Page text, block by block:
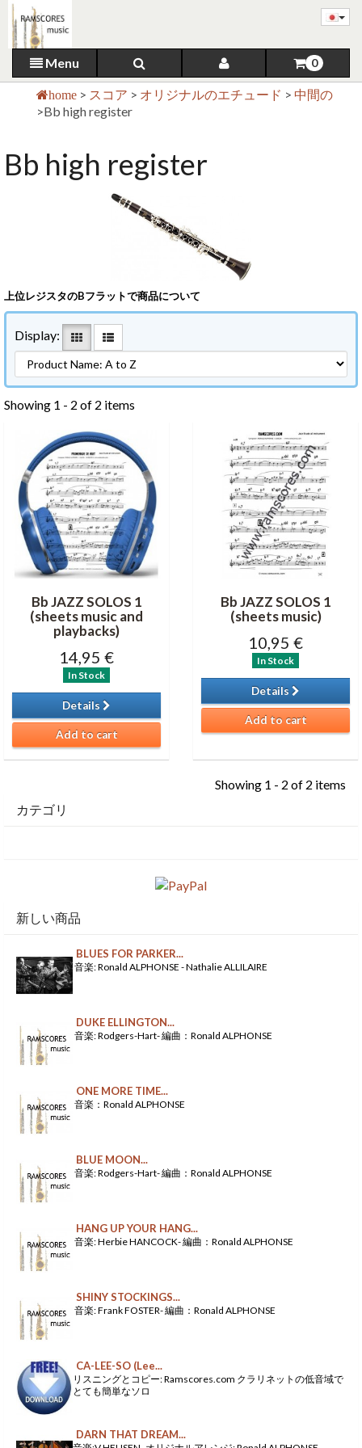
Menu 0
home > スコア > オリジナルのエチュード > 中間の
>Bb high register
Bb high register
上位レジスタのBフラットで商品について
Display:
Showing 1 - 2 of 2 items
Bb JAZZ SOLOS 1
(sheets music and
playbacks)
14,95 €
In Stock
Details
Add to cart
Bb JAZZ SOLOS 1
(sheets music)
10,95 €
In Stock
Details
Add to cart
Showing 1 - 2 of 2 items
カテゴリ
新しい商品
BLUES FOR PARKER...
音楽: Ronald ALPHONSE - Nathalie ALLILAIRE
DUKE ELLINGTON...
音楽: Rodgers-Hart- 編曲：Ronald ALPHONSE
ONE MORE TIME...
音楽：Ronald ALPHONSE
BLUE MOON...
音楽: Rodgers-Hart- 編曲：Ronald ALPHONSE
HANG UP YOUR HANG...
音楽: Herbie HANCOCK- 編曲：Ronald ALPHONSE
SHINY STOCKINGS...
音楽: Frank FOSTER- 編曲：Ronald ALPHONSE
CA-LEE-SO (Lee...
リスニングとコピー: Ramscores.com クラリネットの低音域で
とても簡単なソロ
DARN THAT DREAM...